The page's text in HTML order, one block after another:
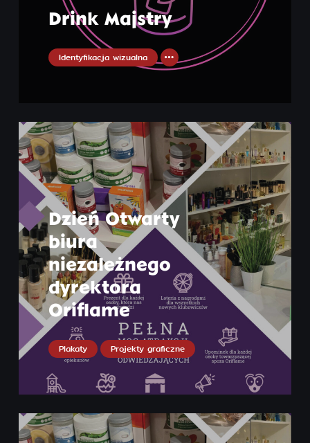
Drink Majstry
Identyfikacja wizualna
Dzień Otwarty
biura
niezależnego
dyrektora
Oriflame
Plakaty Projekty graficzne